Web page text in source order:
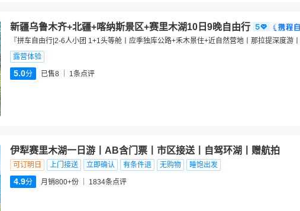
新疆乌鲁木齐+北疆+喀纳斯景区+赛里木湖10日9晚自由行
『拼车自由行|2-6人小团 1+1头等舱丨应季独库公路+禾木景住+近自然营地丨那拉提深度游
露营体验
5.0分 已售8 1条点评
伊犁赛里木湖一日游丨AB含门票丨市区接送丨自驾环湖丨赠航拍
可订明日 上门接送 立即确认 有条件退 无购物 睡饱出发
4.9分 月销800+份 1834条点评